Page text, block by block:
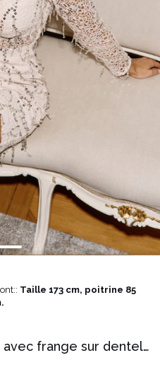
Ketnis - Mini robe écrue avec frange sur dentelle
Taille 173 cm, poitrine 85